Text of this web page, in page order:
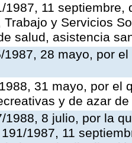
1987, 11
Trabajo y Servicios
salud, asistencia
1987, 28 mayo, por
31 mayo, por el
y de azar
1988, 8 julio, por la
1987, 11